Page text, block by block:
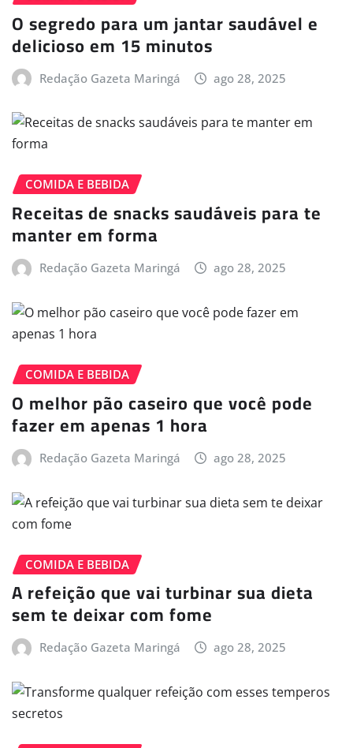
O segredo para um jantar saudável e
delicioso em 15 minutos
Redação Gazeta Maringá ago 28, 2025
COMIDA E BEBIDA
Receitas de snacks saudáveis para te
manter em forma
Redação Gazeta Maringá ago 28, 2025
COMIDA E BEBIDA
O melhor pão caseiro que você pode
fazer em apenas 1 hora
Redação Gazeta Maringá ago 28, 2025
COMIDA E BEBIDA
A refeição que vai turbinar sua dieta
sem te deixar com fome
Redação Gazeta Maringá ago 28, 2025